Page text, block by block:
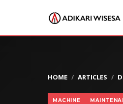
HOME ARTICLES
MACHINE